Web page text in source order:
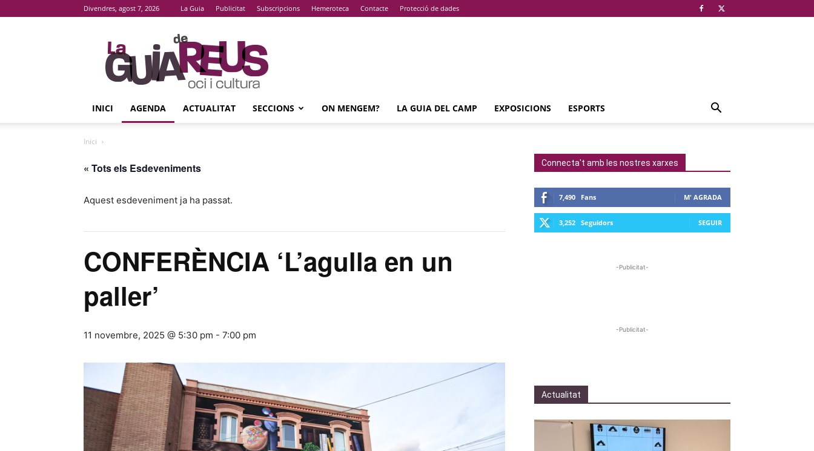
Divendres, agost 7, 2026 La Guia Publicitat Subscripcions Hemeroteca Contacte Protecció de dades
La
Guia
De
Reus
INICI AGENDA ACTUALITAT SECCIONS ON MENGEM? LA GUIA DEL CAMP EXPOSICIONS ESPORTS
Inici
« Tots els Esdeveniments
Aquest esdeveniment ja ha passat.
CONFERÈNCIA ‘L’agulla en un
paller’
11 novembre, 2025 @ 5:30 pm - 7:00 pm
Connecta't amb les nostres xarxes
7,490 Fans M' AGRADA
3,252 Seguidors SEGUIR
-Publicitat-
-Publicitat-
Actualitat